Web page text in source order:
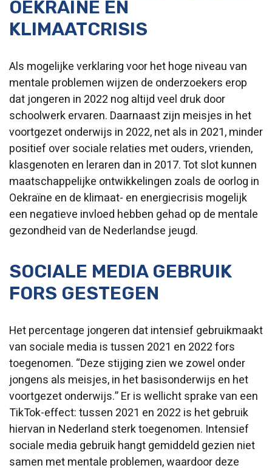
OEKRAÏNE EN
KLIMAATCRISIS
Als mogelijke verklaring voor het hoge niveau van
mentale problemen wijzen de onderzoekers erop
dat jongeren in 2022 nog altijd veel druk door
schoolwerk ervaren. Daarnaast zijn meisjes in het
voortgezet onderwijs in 2022, net als in 2021, minder
positief over sociale relaties met ouders, vrienden,
klasgenoten en leraren dan in 2017. Tot slot kunnen
maatschappelijke ontwikkelingen zoals de oorlog in
Oekraïne en de klimaat- en energiecrisis mogelijk
een negatieve invloed hebben gehad op de mentale
gezondheid van de Nederlandse jeugd.
SOCIALE MEDIA GEBRUIK
FORS GESTEGEN
Het percentage jongeren dat intensief gebruikmaakt
van sociale media is tussen 2021 en 2022 fors
toegenomen. “Deze stijging zien we zowel onder
jongens als meisjes, in het basisonderwijs en het
voortgezet onderwijs.” Er is wellicht sprake van een
TikTok-effect: tussen 2021 en 2022 is het gebruik
hiervan in Nederland sterk toegenomen. Intensief
sociale media gebruik hangt gemiddeld gezien niet
samen met mentale problemen, waardoor deze